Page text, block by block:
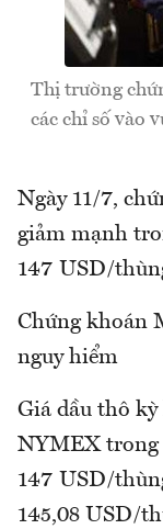
Thị trường
các chỉ số vào
Ngày 11/7,
giảm mạnh
147 USD/
Chứng khoán
nguy hiểm
Giá dầu thô
NYMEX trong
147 USD/
145,08 USD/